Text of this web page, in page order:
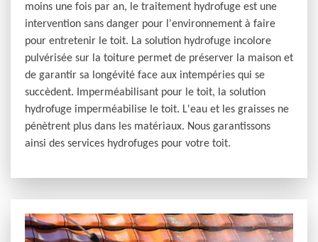
moins une fois par an, le traitement hydrofuge est une
intervention sans danger pour l'environnement à faire
pour entretenir le toit. La solution hydrofuge incolore
pulvérisée sur la toiture permet de préserver la maison et
de garantir sa longévité face aux intempéries qui se
succèdent. Imperméabilisant pour le toit, la solution
hydrofuge imperméabilise le toit. L'eau et les graisses ne
pénètrent plus dans les matériaux. Nous garantissons
ainsi des services hydrofuges pour votre toit.